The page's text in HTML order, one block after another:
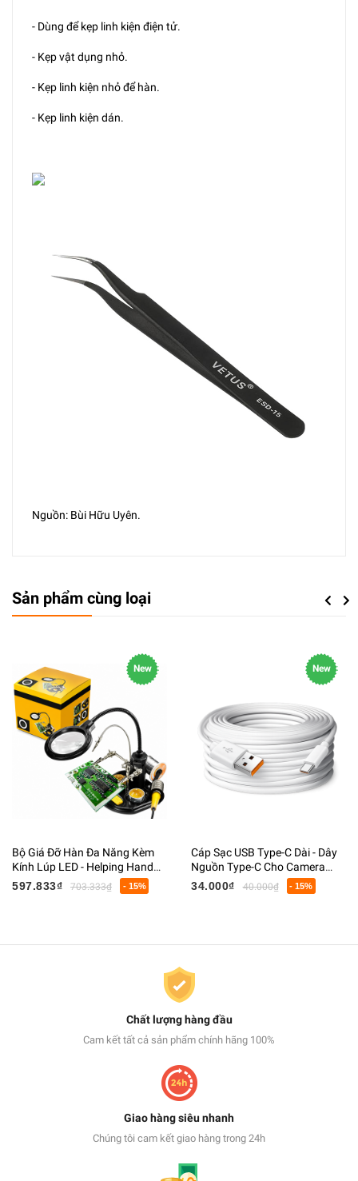
- Dùng để kẹp linh kiện điện tử.
- Kẹp vật dụng nhỏ.
- Kẹp linh kiện nhỏ để hàn.
- Kẹp linh kiện dán.
Nguồn: Bùi Hữu Uyên.
Sản phẩm cùng loại Previous
New
Bộ Giá Đỡ Hàn Đa Năng Kèm
Kính Lúp LED - Helping Hand
Hỗ Trợ Hàn Mạch, Giá Đỡ Mỏ
597.833₫ 703.333₫ - 15%
New
Cáp Sạc USB Type-C Dài - Dây
Nguồn Type-C Cho Camera
Giám Sát, Webcam, Điện Thoại
34.000₫ 40.000₫ - 15%
Next
Chất lượng hàng đầu
Cam kết tất cả sản phẩm chính hãng 100%
Giao hàng siêu nhanh
Chúng tôi cam kết giao hàng trong 24h